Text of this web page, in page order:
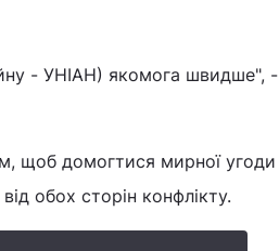
- УНІАН) якомога швидше", -
щоб домогтися мирної угоди
обох сторін конфлікту.